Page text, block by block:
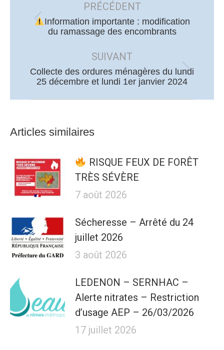
PRÉCÉDENT
Article
:
Information importante : modification
du ramassage des encombrants
SUIVANT
Article
suivant
Collecte des ordures ménagères du lundi
25 décembre et lundi 1er janvier 2024
Articles similaires
RISQUE FEUX DE FORÊT
TRÈS SÉVÈRE
7 août 2026
Sécheresse – Arrêté du 24
juillet 2026
3 août 2026
LEDENON – SERNHAC –
Alerte nitrates – Restriction
d’usage AEP – 26/03/2026
17 juillet 2026